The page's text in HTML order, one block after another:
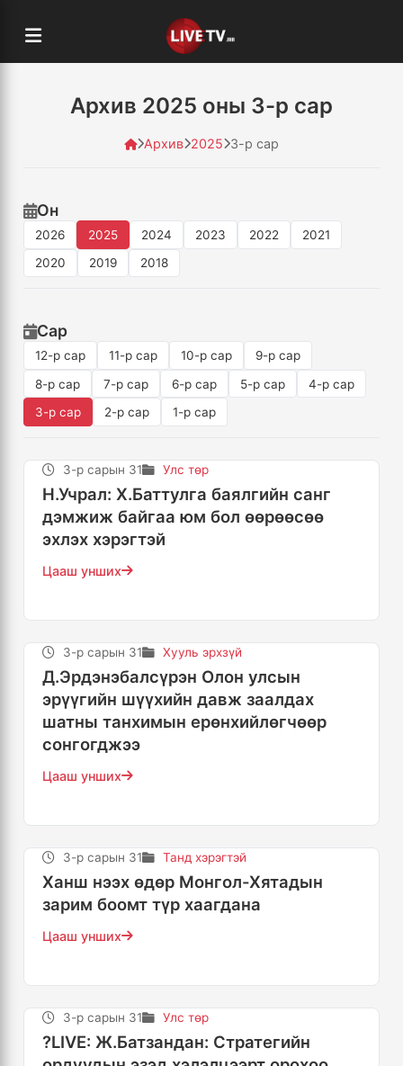
Архив 2025 оны 3-р сар
Архив 2025 3-р сар
Он
2026 2025 2024 2023 2022
2021
2020
2019 2018
Сар
12-р сар 11-р сар 10-р сар
9-р сар
8-р сар
7-р сар 6-р сар 5-р сар
4-р сар
3-р сар
2-р сар 1-р сар
3-р сарын 31 Улс төр
Н.Учрал: Х.Баттулга баялгийн санг
дэмжиж байгаа юм бол өөрөөсөө
эхлэх хэрэгтэй
Цааш унших
3-р сарын 31 Хууль эрхзүй
Д.Эрдэнэбалсүрэн Олон улсын
эрүүгийн шүүхийн давж заалдах
шатны танхимын ерөнхийлөгчөөр
сонгогджээ
Цааш унших
3-р сарын 31 Танд хэрэгтэй
Ханш нээх өдөр Монгол-Хятадын
зарим боомт түр хаагдана
Цааш унших
3-р сарын 31 Улс төр
?LIVE: Ж.Батзандан: Стратегийн